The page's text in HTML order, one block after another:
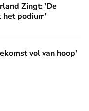
sterke vrouw' en 'Pak
Zingt: 'De
het podium'
hoop' op de radio
vol van hoop'